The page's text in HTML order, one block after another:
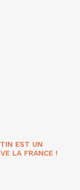
EST UN
LA FRANCE !